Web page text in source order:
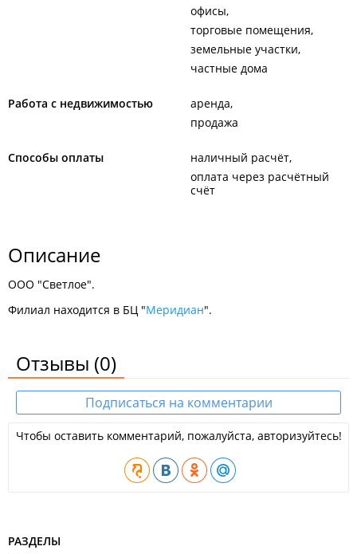
офисы
торговые помещения
земельные участки
частные дома
Работа с недвижимостью
аренда
продажа
Способы оплаты
наличный расчёт
оплата через расчётный
счёт
Описание
ООО "Светлое".
Филиал находится в БЦ "Меридиан".
Отзывы (0)
Подписаться на комментарии
Чтобы оставить комментарий, пожалуйста, авторизуйтесь!
РАЗДЕЛЫ